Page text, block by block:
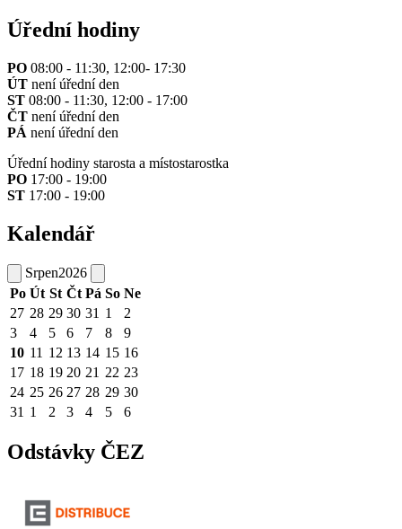
Úřední hodiny
PO 08:00 - 11:30, 12:00- 17:30
ÚT není úřední den
ST 08:00 - 11:30, 12:00 - 17:00
ČT není úřední den
PÁ není úřední den
Úřední hodiny starosta a místostarostka
PO 17:00 - 19:00
ST 17:00 - 19:00
Kalendář
Srpen2026
Po Út St Čt Pá So Ne
27 28 29 30 31 1
2
3
4 5 6 7 8
9
10 11 12 13 14 15 16
17 18 19 20 21 22 23
24 25 26 27 28 29 30
31 1 2 3 4 5 6
Odstávky ČEZ